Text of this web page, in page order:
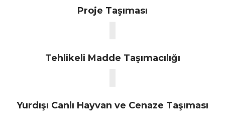
Proje Taşıması
Tehlikeli Madde Taşımacılığı
Yurdışı Canlı Hayvan ve Cenaze Taşıması